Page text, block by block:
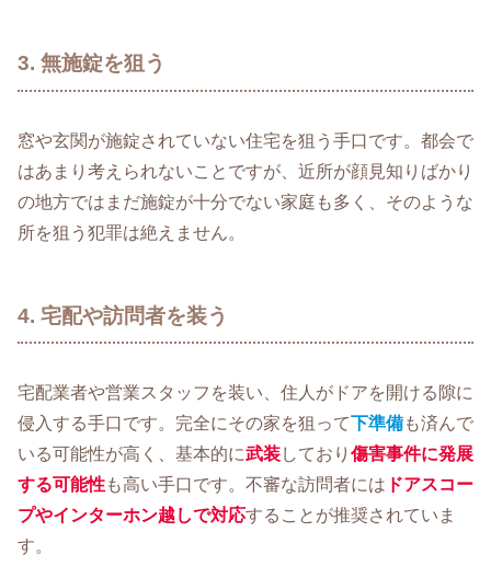
3. 無施錠を狙う
窓や玄関が施錠されていない住宅を狙う手口です。都会で
はあまり考えられないことですが、近所が顔見知りばかり
の地方ではまだ施錠が十分でない家庭も多く、そのような
所を狙う犯罪は絶えません。
4. 宅配や訪問者を装う
宅配業者や営業スタッフを装い、住人がドアを開ける隙に
侵入する手口です。完全にその家を狙って 下準備も済んで
いる可能性が高く、基本的に武装しており 傷害事件に発展
する可能性も高い手口です。不審な訪問者には ドアスコー
プやインターホン越しで対応することが推奨されていま
す。